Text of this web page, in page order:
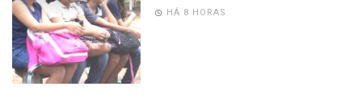
HÁ 8 HORAS